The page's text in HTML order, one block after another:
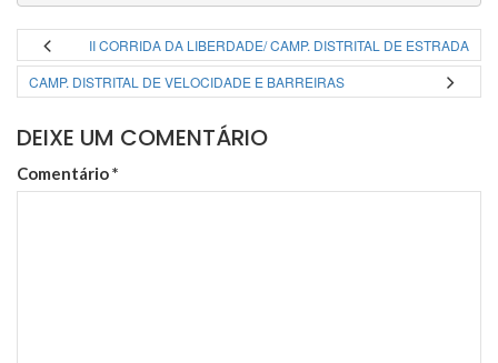
II CORRIDA DA LIBERDADE/ CAMP. DISTRITAL DE ESTRADA
CAMP. DISTRITAL DE VELOCIDADE E BARREIRAS
DEIXE UM COMENTÁRIO
Comentário*